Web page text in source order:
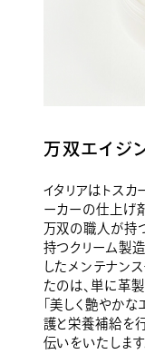
万双エイジ
イタリアはトス
ーカーの仕上げ
万双の職人が持
持つクリーム製
したメンテナン
たのは、単に革
「美しく艶やか
護と栄養補給を
伝いをいたします